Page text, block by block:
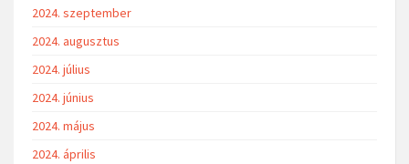
2024. szeptember
2024. augusztus
2024. július
2024. június
2024. május
2024. április